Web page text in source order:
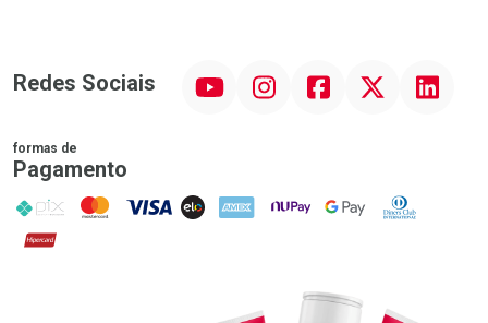
Redes Sociais InstagramFacebookTwitter Linkedin
formas de
Pagamento
PIX MasterCard
VISA ELO AMEX NuPay Google PayDiners Club
Hipercard
Promoção em Destaque